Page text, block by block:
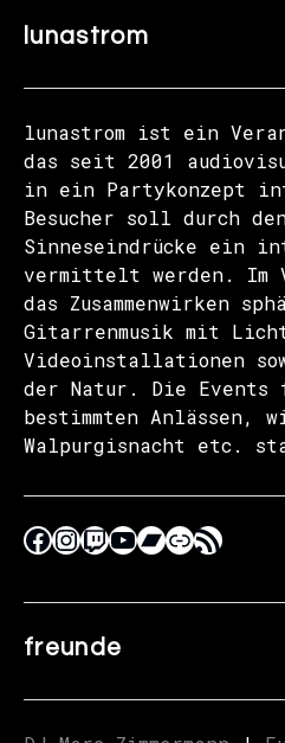
lunastrom
lunastrom ist ein
das seit 2001
in ein Partykonzept
Besucher soll durch
Sinneseindrücke ein
vermittelt werden. Im
das Zusammenwirken
Gitarrenmusik mit
Videoinstallationen
der Natur. Die Events
bestimmten Anlässen,
Walpurgisnacht etc.
freunde